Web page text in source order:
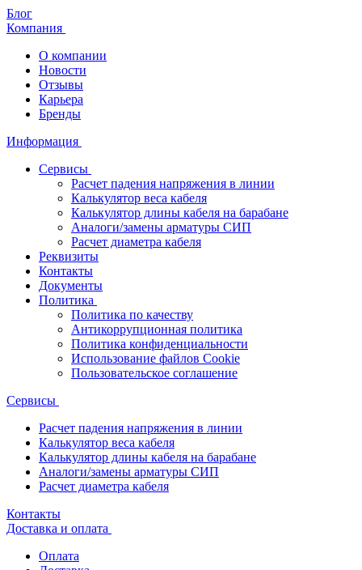
Блог
Компания
О компании
Новости
Отзывы
Карьера
Бренды
Информация
Сервисы
Расчет падения напряжения в линии
Калькулятор веса кабеля
Калькулятор длины кабеля на барабане
Аналоги/замены арматуры СИП
Расчет диаметра кабеля
Реквизиты
Контакты
Документы
Политика
Политика по качеству
Антикоррупционная политика
Политика конфиденциальности
Использование файлов Cookie
Пользовательское соглашение
Сервисы
Расчет падения напряжения в линии
Калькулятор веса кабеля
Калькулятор длины кабеля на барабане
Аналоги/замены арматуры СИП
Расчет диаметра кабеля
Контакты
Доставка и оплата
Оплата